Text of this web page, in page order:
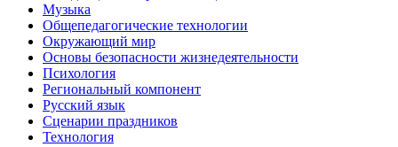
Музыка
Общепедагогические технологии
Окружающий мир
Основы безопасности жизнедеятельности
Психология
Региональный компонент
Русский язык
Сценарии праздников
Технология